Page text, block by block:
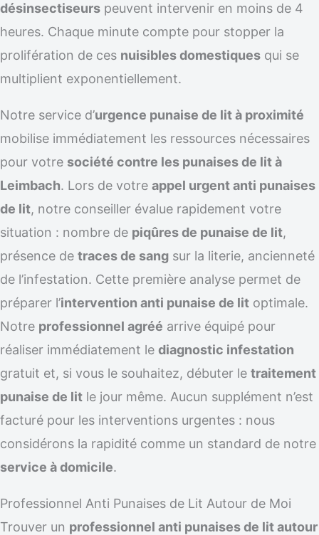
désinsectiseurs peuvent intervenir en moins de 4
heures. Chaque minute compte pour stopper la
prolifération de ces nuisibles domestiques qui se
multiplient exponentiellement.
Notre service d’urgence punaise de lit à proximité
mobilise immédiatement les ressources nécessaires
pour votre société contre les punaises de lit à
Leimbach. Lors de votre appel urgent anti punaises
de lit, notre conseiller évalue rapidement votre
situation : nombre de piqûres de punaise de lit,
présence de traces de sang sur la literie, ancienneté
de l’infestation. Cette première analyse permet de
préparer l’intervention anti punaise de lit optimale.
Notre professionnel agréé arrive équipé pour
réaliser immédiatement le diagnostic infestation
gratuit et, si vous le souhaitez, débuter le traitement
punaise de lit le jour même. Aucun supplément n’est
facturé pour les interventions urgentes : nous
considérons la rapidité comme un standard de notre
service à domicile.
Professionnel Anti Punaises de Lit Autour de Moi
Trouver un professionnel anti punaises de lit autour